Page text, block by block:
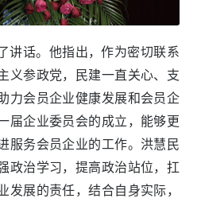
讲话。他指出，作为密切联系
义参政党，民建一直关心、支
力会员企业健康发展和会员企
届企业委员会的成立，能够更
服务会员企业的工作。洪慧民
政治学习，提高政治站位，扛
展的责任，结合自身实际，